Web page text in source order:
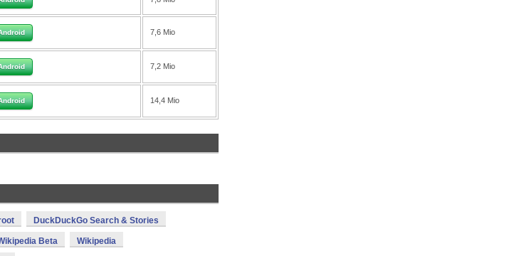
7,6 Mio
7,2 Mio
14,4 Mio
DuckDuckGo Search & Stories
Beta Wikipedia